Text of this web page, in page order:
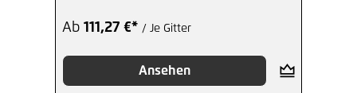
Ab 111,27 €* / Je Gitter
Ansehen